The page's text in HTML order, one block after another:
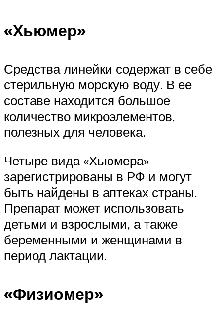
«Хьюмер»
Средства линейки содержат в себе
стерильную морскую воду. В ее
составе находится большое
количество микроэлементов,
полезных для человека.
Четыре вида «Хьюмера»
зарегистрированы в РФ и могут
быть найдены в аптеках страны.
Препарат может использовать
детьми и взрослыми, а также
беременными и женщинами в
период лактации.
«Физиомер»